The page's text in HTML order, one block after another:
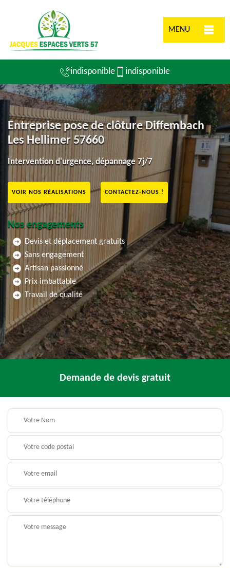
MENU
indisponible indisponible
Entreprise pose de clôture Diffembach
Les Hellimer 57660
Intervention d'urgence, dépannage 7j/7
VOIR NOS RÉALISATIONS CONTACTEZ-NOUS !
Nos engagements
Devis et déplacement gratuits
Sans engagement
Artisan passionné
Prix imbattable
Travail de qualité
Demande de devis gratuit